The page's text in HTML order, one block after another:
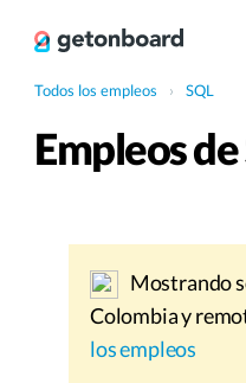
Todos los empleos › SQL
Empleos
Mostrando
Colombia y
los empleos